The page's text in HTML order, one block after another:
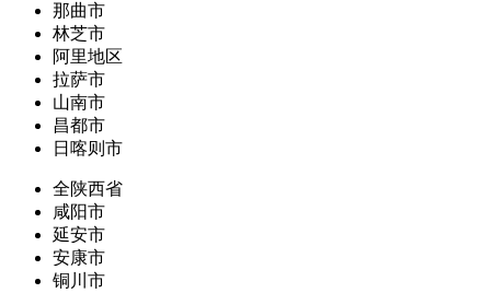
那曲市
林芝市
阿里地区
拉萨市
山南市
昌都市
日喀则市
全陕西省
咸阳市
延安市
安康市
铜川市